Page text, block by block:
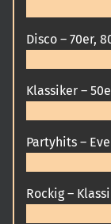
Disco – 70er,
Klassiker –
Partyhits –
Rockig –